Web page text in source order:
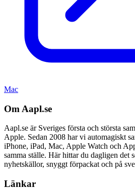
Mac
Om Aapl.se
Aapl.se är Sveriges första och största
Apple. Sedan 2008 har vi automagiskt
iPhone, iPad, Mac, Apple Watch och
samma ställe. Här hittar du dagligen det
nyhetskällor, snyggt förpackat och på
Länkar